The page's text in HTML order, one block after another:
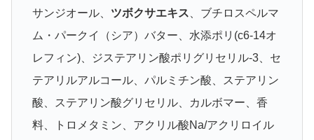
サンジオール、 ツボクサエキス 、ブチロスペルマ
ム・パークイ（シア）バター、水添ポリ(c6-14オ
レフィン)、ジステアリン酸ポリグリセリル-3、セ
テアリルアルコール、パルミチン酸、ステアリン
酸、ステアリン酸グリセリル、カルボマー、香
料、トロメタミン、アクリル酸Na/アクリロイル